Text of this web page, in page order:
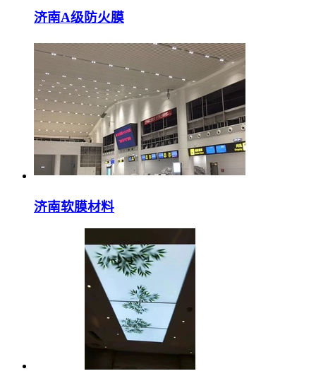
济南A级防火膜
济南软膜材料